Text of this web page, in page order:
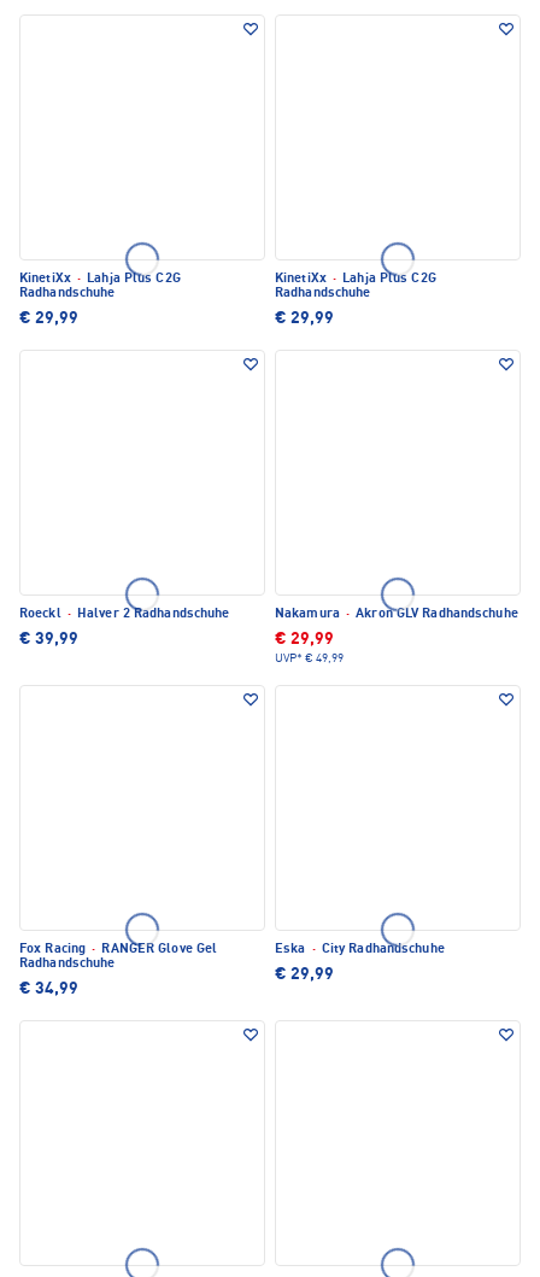
KinetiXx · Lahja Plus C2G
Radhandschuhe
€ 29,99
KinetiXx · Lahja Plus C2G
Radhandschuhe
€ 29,99
Roeckl · Halver 2 Radhandschuhe
€ 39,99
Nakamura · Akron GLV Radhandschuhe
€ 29,99
UVP* € 49,99
Fox Racing · RANGER Glove Gel
Radhandschuhe
€ 34,99
Eska · City Radhandschuhe
€ 29,99